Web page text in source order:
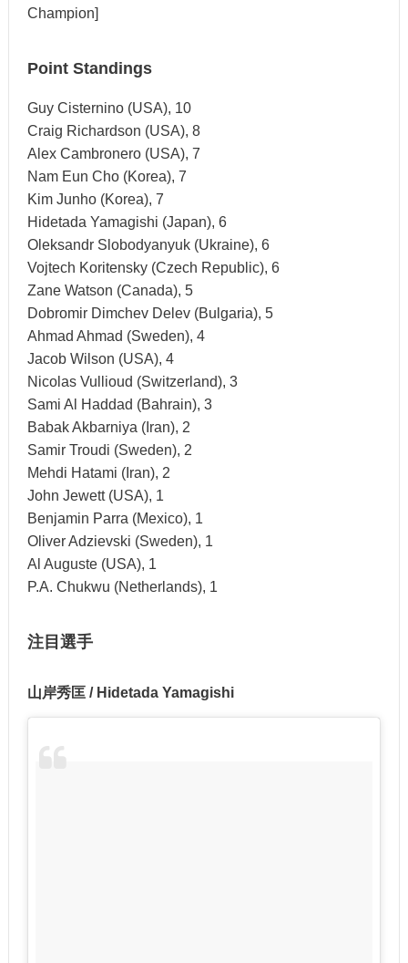
Champion]
Point Standings
Guy Cisternino (USA), 10
Craig Richardson (USA), 8
Alex Cambronero (USA), 7
Nam Eun Cho (Korea), 7
Kim Junho (Korea), 7
Hidetada Yamagishi (Japan), 6
Oleksandr Slobodyanyuk (Ukraine), 6
Vojtech Koritensky (Czech Republic), 6
Zane Watson (Canada), 5
Dobromir Dimchev Delev (Bulgaria), 5
Ahmad Ahmad (Sweden), 4
Jacob Wilson (USA), 4
Nicolas Vullioud (Switzerland), 3
Sami Al Haddad (Bahrain), 3
Babak Akbarniya (Iran), 2
Samir Troudi (Sweden), 2
Mehdi Hatami (Iran), 2
John Jewett (USA), 1
Benjamin Parra (Mexico), 1
Oliver Adzievski (Sweden), 1
Al Auguste (USA), 1
P.A. Chukwu (Netherlands), 1
注目選手
山岸秀匡 / Hidetada Yamagishi